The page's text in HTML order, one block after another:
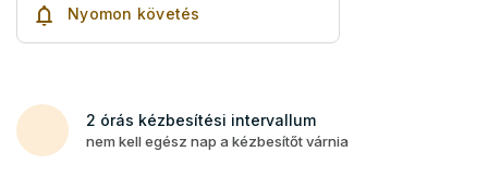
Nyomon követés
2 órás kézbesítési intervallum
nem kell egész nap a kézbesítőt várnia